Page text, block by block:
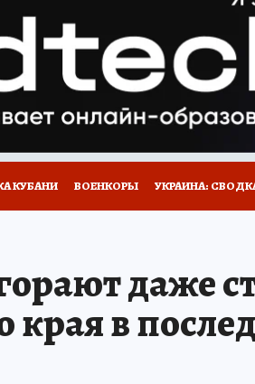
КОНКУРСЫ
КУБАНИ ВОЕНКОРЫ УКРАИНА:
даже
края в